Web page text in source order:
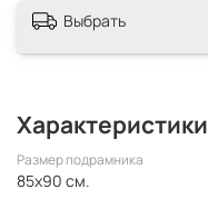
Выбрать
Характеристики
Размер подрамника
85x90 см.